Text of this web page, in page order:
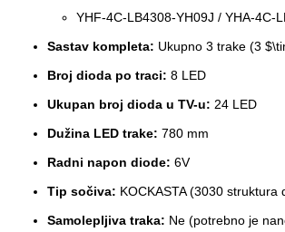
YHF-4C-LB4308-YH09J / YHA-4C-
Sastav kompleta: Ukupno 3 trake (3
Broj dioda po traci: 8 LED
Ukupan broj dioda u TV-u: 24 LED
Dužina LED trake: 780 mm
Radni napon diode: 6V
Tip sočiva: KOCKASTA (3030 struktura
Samolepljiva traka: Ne (potrebno je